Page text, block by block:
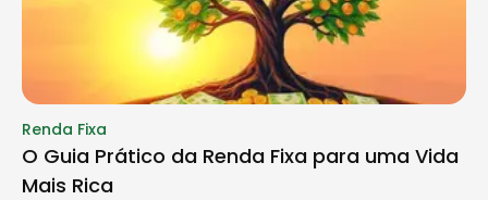
Renda Fixa
O Guia Prático da Renda Fixa para uma Vida
Mais Rica